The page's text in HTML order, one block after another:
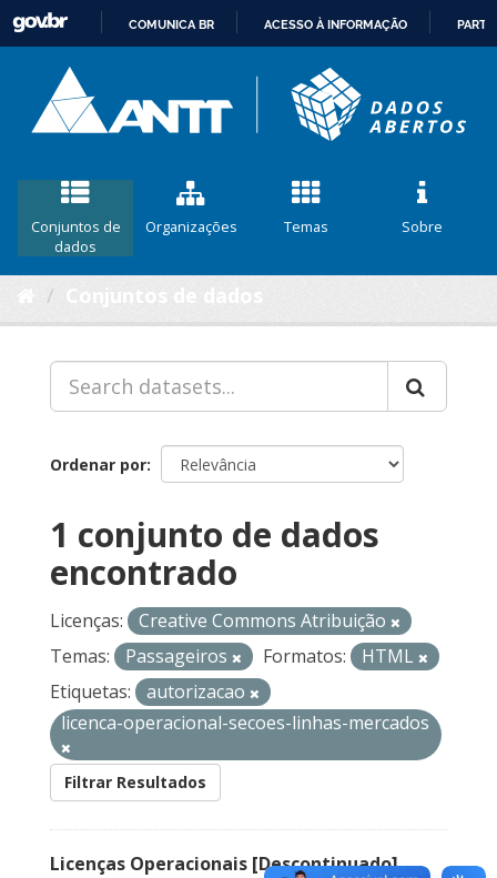
CONTEÚDO
COMUNICA BR ACESSO À INFORMAÇÃO
Conjuntos de
dados
Organizações Temas Sobre
Ordenar por
1 conjunto de dados
encontrado
Licenças:
Creative Commons Atribuição
Temas:
Passageiros Formatos:
HTML
Etiquetas:
autorizacao
licenca-operacional-secoes-linhas-mercados
Filtrar Resultados
Licenças Operacionais [Descontinuado]